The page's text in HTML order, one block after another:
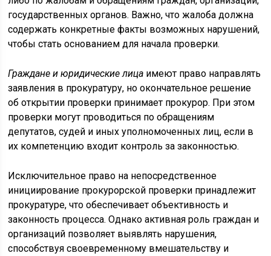
государственных органов. Важно, что жалоба должна
содержать конкретные факты возможных нарушений,
чтобы стать основанием для начала проверки.
Граждане и юридические лица имеют право направлять
заявления в прокуратуру, но окончательное решение
об открытии проверки принимает прокурор. При этом
проверки могут проводиться по обращениям
депутатов, судей и иных уполномоченных лиц, если в
их компетенцию входит контроль за законностью.
Исключительное право на непосредственное
инициирование прокурорской проверки принадлежит
прокуратуре, что обеспечивает объективность и
законность процесса. Однако активная роль граждан и
организаций позволяет выявлять нарушения,
способствуя своевременному вмешательству и